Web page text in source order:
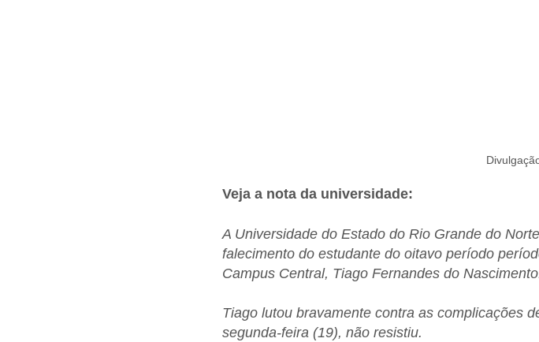
Veja a nota da universidade:
A Universidade do Estado do Rio Grande do
falecimento do estudante do oitavo período
Campus Central, Tiago Fernandes do
Tiago lutou bravamente contra as complicações
segunda-feira (19), não resistiu.